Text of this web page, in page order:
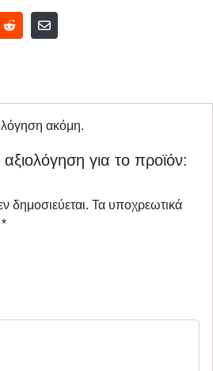
ακόμη.
για το προϊόν:
δημοσιεύεται. Τα υποχρεωτικά
*